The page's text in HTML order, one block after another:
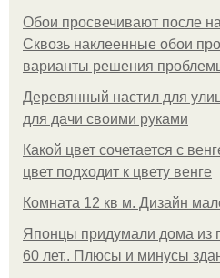
Обои просвечивают после
Сквозь наклеенные обои
варианты решения
Деревянный настил для
для дачи своими руками
Какой цвет сочетается с
цвет подходит к цвету венге
Комната 12 кв м. Дизайн
Японцы придумали дома из
60 лет.. Плюсы и минусы